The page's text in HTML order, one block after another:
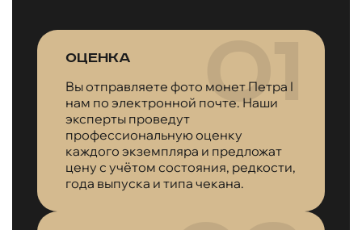
Оценка
Вы отправляете фото монет Петра I
нам по электронной почте. Наши
эксперты проведут
профессиональную оценку
каждого экземпляра и предложат
цену с учётом состояния, редкости,
года выпуска и типа чекана.